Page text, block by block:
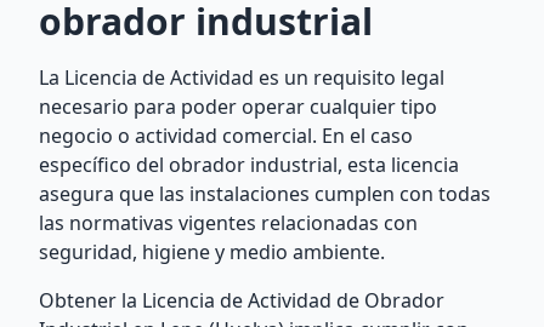
obrador industrial
La Licencia de Actividad es un requisito legal
necesario para poder operar cualquier tipo
negocio o actividad comercial. En el caso
específico del obrador industrial, esta licencia
asegura que las instalaciones cumplen con todas
las normativas vigentes relacionadas con
seguridad, higiene y medio ambiente.
Obtener la Licencia de Actividad de Obrador